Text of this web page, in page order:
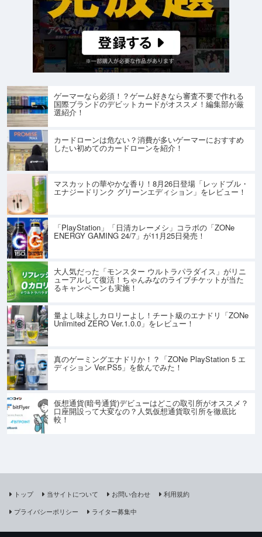
ゲーマーなら必須！？ゲーム好きなら審査不要で作れる
国際ブランドのデビットカードがオススメ！編集部が厳
選紹介！
カードローンは危ない？消費が多いゲーマーにおすすめ
したい初めてのカードローンを紹介！
マスカットの華やかな香り！8月26日登場「レッドブル・
エナジードリンク グリーンエディション」をレビュー！
「PlayStation」「日清カレーメシ」コラボの「ZONe
ENERGY GAMING 24/7」が11月25日発売！
大人気だった「モンスター ウルトラパラダイス」がリニ
ューアルして復活！ちゃんみなのライブチケットが当た
るキャンペーンも実施！
量よし味よしカロリーよし！チート級のエナドリ「ZONe
Unlimited ZERO Ver.1.0.0」をレビュー！
真のゲーミングエナドリか！？「ZONe PlayStation 5 エ
ディション Ver.PS5」を飲んでみた！
仮想通貨(暗号通貨)デビューはどこの取引所がオススメ？
口座開設って大変なの？人気仮想通貨取引所を徹底比
較！
トップ 当サイトについて お問い合わせ
利用規約
プライバシーポリシー
ライター募集中